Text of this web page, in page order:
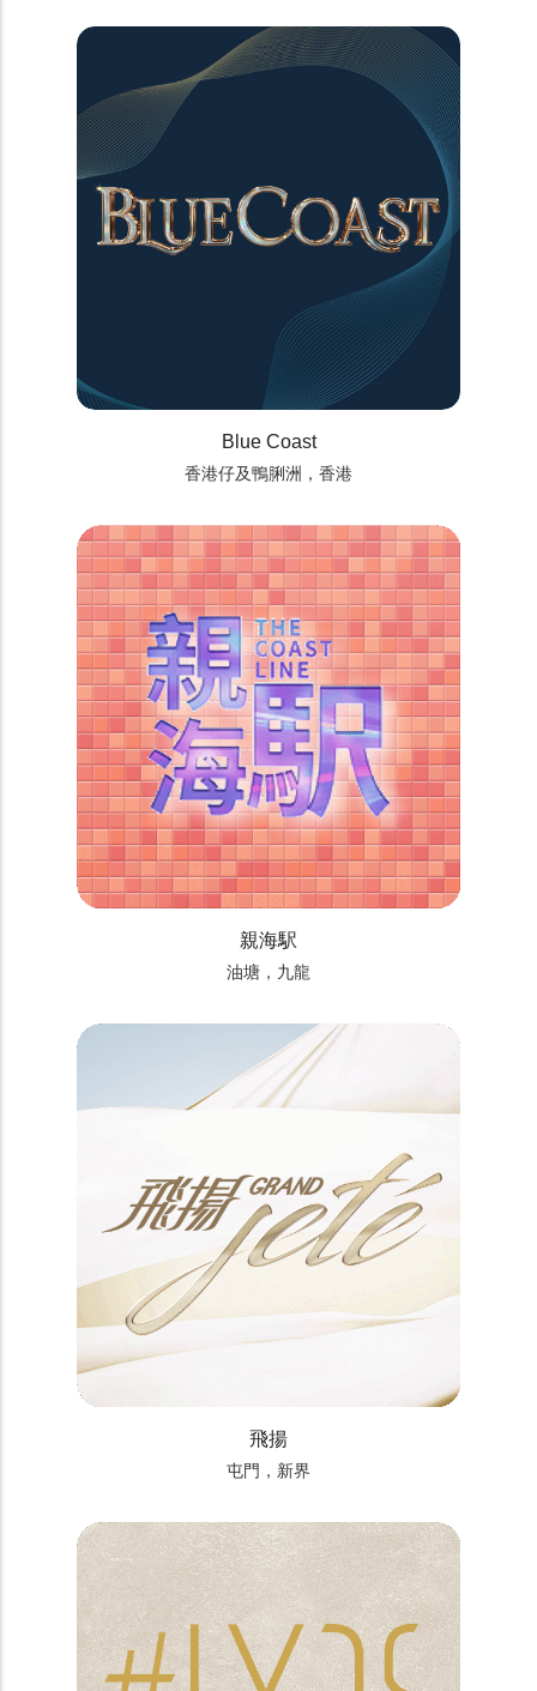
Blue Coast
香港仔及鴨脷洲，香港
親海駅
油塘，九龍
飛揚
屯門，新界